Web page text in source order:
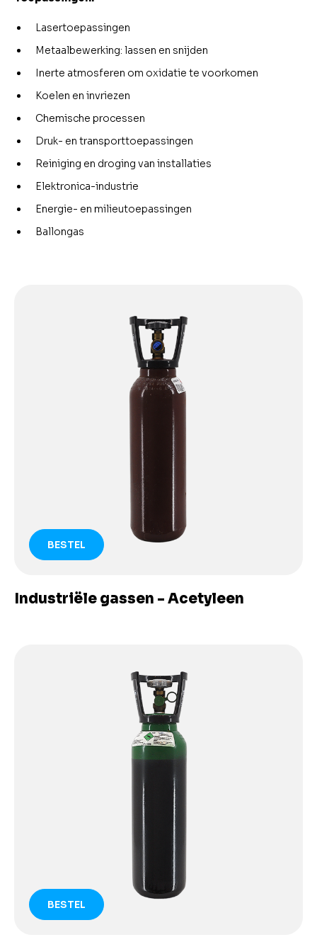
Lasertoepassingen
Metaalbewerking: lassen en snijden
Inerte atmosferen om oxidatie te voorkomen
Koelen en invriezen
Chemische processen
Druk- en transporttoepassingen
Reiniging en droging van installaties
Elektronica-industrie
Energie- en milieutoepassingen
Ballongas
BESTEL
Industriële gassen - Acetyleen
BESTEL